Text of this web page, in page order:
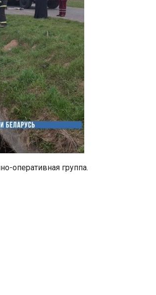
оперативная группа.